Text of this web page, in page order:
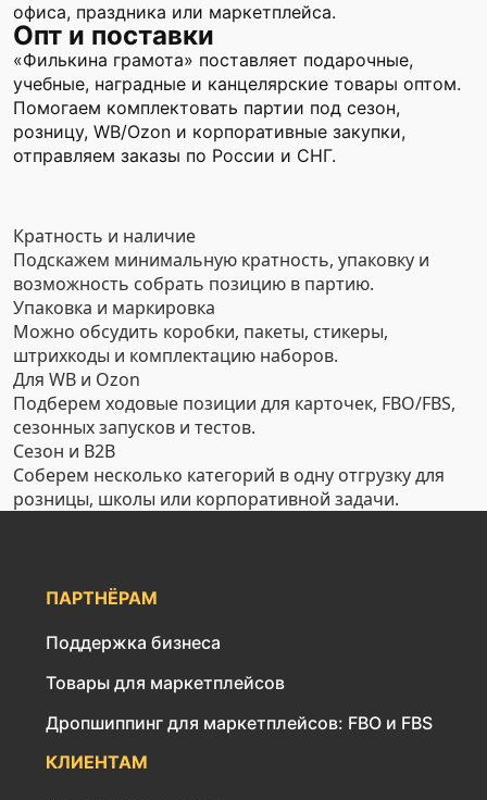
офиса, праздника или маркетплейса.
Опт и поставки
«Филькина грамота» поставляет подарочные,
учебные, наградные и канцелярские товары оптом.
Помогаем комплектовать партии под сезон,
розницу, WB/Ozon и корпоративные закупки,
отправляем заказы по России и СНГ.
Кратность и наличие
Подскажем минимальную кратность, упаковку и
возможность собрать позицию в партию.
Упаковка и маркировка
Можно обсудить коробки, пакеты, стикеры,
штрихкоды и комплектацию наборов.
Для WB и Ozon
Подберем ходовые позиции для карточек, FBO/FBS,
сезонных запусков и тестов.
Сезон и B2B
Соберем несколько категорий в одну отгрузку для
розницы, школы или корпоративной задачи.
ПАРТНЁРАМ
Поддержка бизнеса
Товары для маркетплейсов
Дропшиппинг для маркетплейсов: FBO и FBS
КЛИЕНТАМ